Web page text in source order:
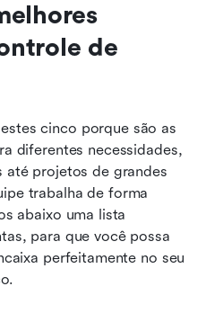
de
cinco porque são as
diferentes necessidades,
até projetos de grandes
trabalha de forma
abaixo uma lista
para que você possa
perfeitamente no seu